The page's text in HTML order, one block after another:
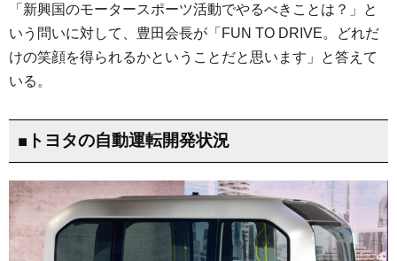
「新興国のモータースポーツ活動でやるべきことは？」と
いう問いに対して、豊田会長が「FUN TO DRIVE。どれだ
けの笑顔を得られるかということだと思います」と答えて
いる。
■トヨタの自動運転開発状況